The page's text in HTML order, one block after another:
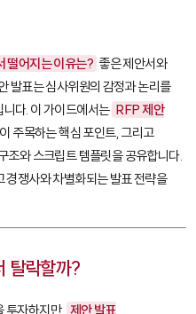
떨어지는 이유는? 좋은 제안서와
발표는 심사위원의 감정과 논리를
다. 이 가이드에서는 RFP 제안
주목하는 핵심 포인트, 그리고
조와 스크립트 템플릿을 공유합니다.
경쟁사와 차별화되는 발표 전략을
탈락할까?
투자하지만, 제안 발표